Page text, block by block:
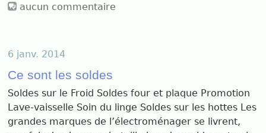
aucun commentaire
6 janv. 2014
Ce sont les soldes
Soldes sur le Froid Soldes four et plaque Promotion
Lave-vaisselle Soin du linge Soldes sur les hottes Les
grandes marques de l’électroménager se livrent,